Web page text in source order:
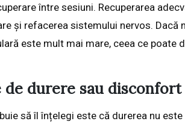
între sesiuni. Recuperarea
și refacerea sistemului nervos. Dacă
este mult mai mare, ceea ce poate
de durere sau disconfort
să îl înțelegi este că durerea nu